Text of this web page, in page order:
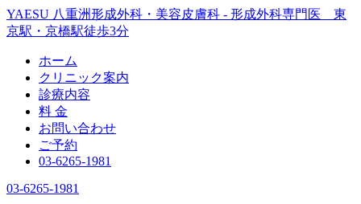
YAESU 八重洲形成外科・美容皮膚科 - 形成外科専門医 東
京駅・京橋駅徒歩3分
ホーム
クリニック案内
診療内容
料 金
お問い合わせ
ご予約
03-6265-1981
03-6265-1981